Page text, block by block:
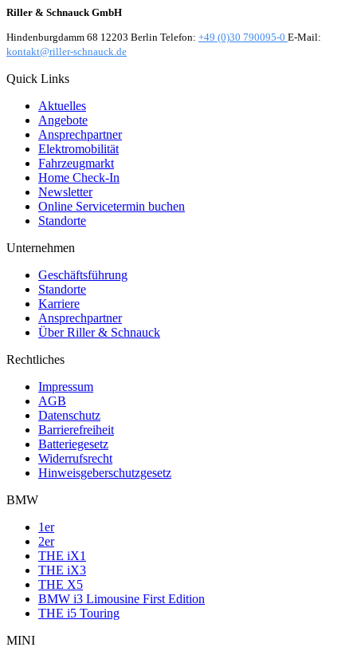
Riller & Schnauck GmbH
Hindenburgdamm 68 12203 Berlin Telefon: +49 (0)30 790095-0 E-Mail:
kontakt@riller-schnauck.de
Quick Links
Aktuelles
Angebote
Ansprechpartner
Elektromobilität
Fahrzeugmarkt
Home Check-In
Newsletter
Online Servicetermin buchen
Standorte
Unternehmen
Geschäftsführung
Standorte
Karriere
Ansprechpartner
Über Riller & Schnauck
Rechtliches
Impressum
AGB
Datenschutz
Barrierefreiheit
Batteriegesetz
Widerrufsrecht
Hinweisgeberschutzgesetz
BMW
1er
2er
THE iX1
THE iX3
THE X5
BMW i3 Limousine First Edition
THE i5 Touring
MINI